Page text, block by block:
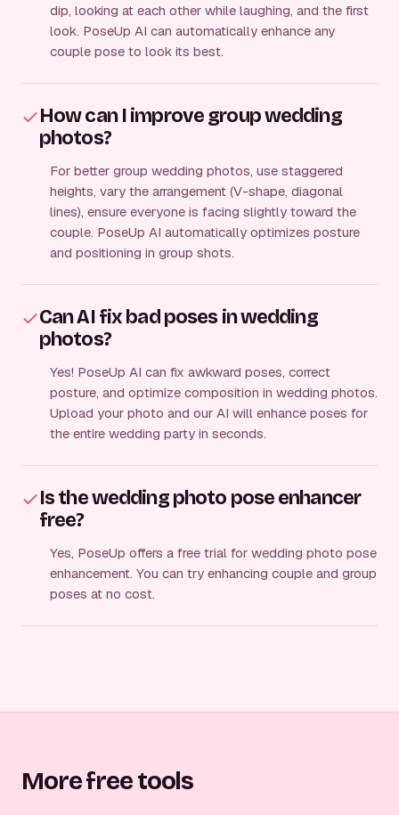
dip, looking at each other while laughing, and the first
look. PoseUp AI can automatically enhance any
couple pose to look its best.
How can I improve group wedding
photos?
For better group wedding photos, use staggered
heights, vary the arrangement (V-shape, diagonal
lines), ensure everyone is facing slightly toward the
couple. PoseUp AI automatically optimizes posture
and positioning in group shots.
Can AI fix bad poses in wedding
photos?
Yes! PoseUp AI can fix awkward poses, correct
posture, and optimize composition in wedding photos.
Upload your photo and our AI will enhance poses for
the entire wedding party in seconds.
Is the wedding photo pose enhancer
free?
Yes, PoseUp offers a free trial for wedding photo pose
enhancement. You can try enhancing couple and group
poses at no cost.
More free tools